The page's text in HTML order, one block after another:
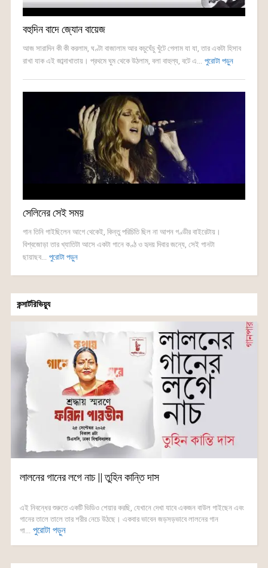
বহুদিন বাদে জ্যোন বায়েজ
আজ সারাদিন কী কী করলাম, ঘণ্টা বাজালাম আর কচুঘেঁচু খুঁটে গেলাম যা যা, তার একটা হিসাব
রাখা যাক এই জাব্দাখাতায়। প্রথমে ঘুম থেকে উঠলাম, বলা বাহুল্য, বটে এ...
পুরোটা পড়ুন
সেলিনের সেই সময়
গান তিনি গাইছিলেন আগে থেকেই, কিন্তু পরিচিতি ছিল না আপন গণ্ডীর বাইরেটায়।
বিশ্বজোড়া তার খ্যাতিটা আসে একটা গানে কণ্ঠ ও হৃদয় দিবার জন্যে, সেই গানটা
ছায়াছব...
পুরোটা পড়ুন
কন্সার্টরিভিয়্যু
লালনের গানের লগে নাচ || তুহিন কান্তি দাস
এই নিবন্ধের শুরুতে একটি ভিডিও শেয়ার করছি, যেখানে দেখা যাবে একজন বাউল গাইছেন এবং
গানের তালে তালে তার শরীর নেচে উঠছে। একবার ভাবেন জড়সড়ভাবে লালনের গান
গা...
পুরোটা পড়ুন